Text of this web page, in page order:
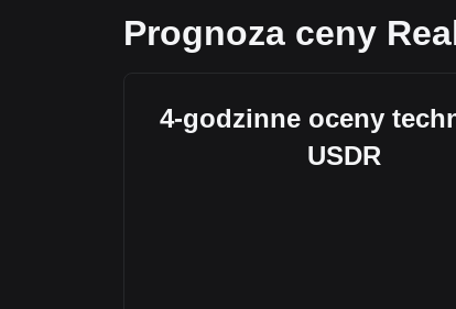
Prognoza ceny
4-godzinne oceny
USDR